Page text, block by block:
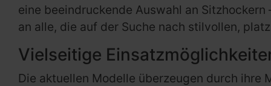
eine beeindruckende Auswahl an
an alle, die auf der Suche nach stilvollen,
Vielseitige
Die aktuellen Modelle überzeugen durch ihre